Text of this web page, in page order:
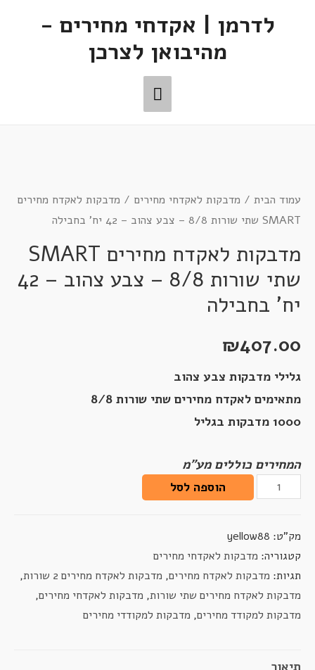
לדרמן | אקדחי מחירים -
מהיבואן לצרכן
עמוד הבית / מדבקות לאקדחי מחירים / מדבקות לאקדח מחירים
SMART שתי שורות 8/8 – צבע צהוב – 42 יח' בחבילה
מדבקות לאקדח מחירים SMART
שתי שורות 8/8 – צבע צהוב – 42
יח' בחבילה
₪407.00
גלילי מדבקות צבע צהוב
מתאימים לאקדח מחירים שתי שורות 8/8
1000 מדבקות בגליל
המחירים כוללים מע"מ
הוספה לסל
מק"ט: yellow88
קטגוריה: מדבקות לאקדחי מחירים
תגיות: מדבקות לאקדח מחירים, מדבקות לאקדח מחירים 2 שורות
,
מדבקות לאקדח מחירים שתי שורות, מדבקות לאקדחי מחירים,
מדבקות למקודד מחירים, מדבקות למקודדי מחירים